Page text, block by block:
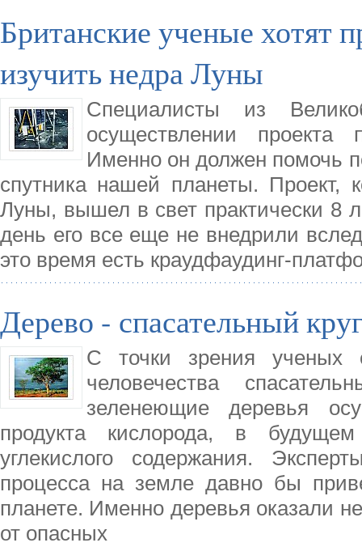
Британские ученые хотят
изучить недра Луны
Специалисты из
осуществлении
Именно он должен помочь
спутника нашей планеты. Проект,
Луны, вышел в свет практически 8
день его все еще не внедрили
это время есть краудфаудинг-
Дерево - спасательный
С точки зрения ученых
человечества
зеленеющие деревья
продукта кислорода, в
углекислого содержания.
процесса на земле давно бы
планете. Именно деревья
от опасных